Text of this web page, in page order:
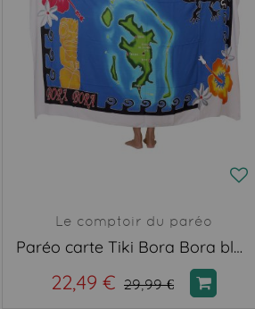
Le comptoir du paréo
Paréo carte Tiki Bora Bora blanc
22,49 € 29,99 €